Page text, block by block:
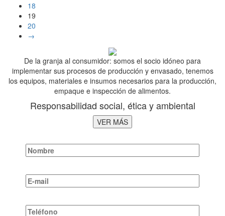
18
19
20
→
De la granja al consumidor: somos el socio idóneo para
implementar sus procesos de producción y envasado, tenemos
los equipos, materiales e insumos necesarios para la producción,
empaque e inspección de alimentos.
Responsabilidad social, ética y ambiental
VER MÁS